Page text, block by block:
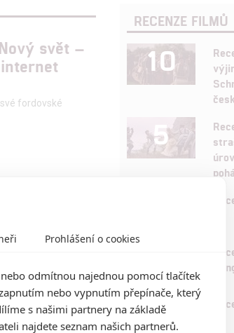
svět –
fordovské
RECENZE FILMŮ
10
5
8
Prohlášení o cookies
odmítnou najednou pomocí tlačítek
nebo vypnutím přepínače, který
s našimi partnery na základě
najdete seznam našich partnerů.